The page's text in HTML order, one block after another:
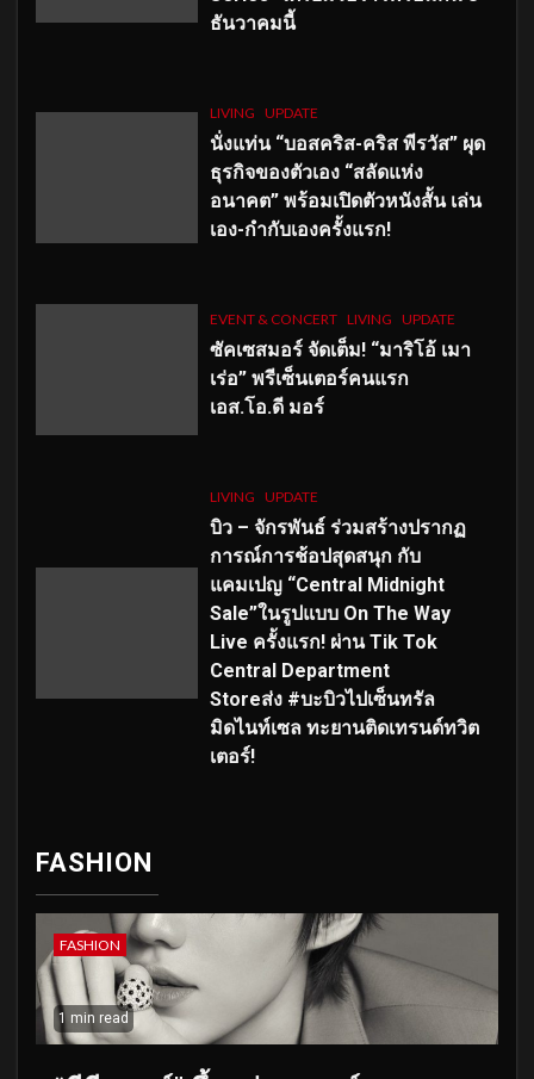
ธันวาคมนี้
LIVING UPDATE
นั่งแท่น “บอสคริส-คริส พีรวัส” ผุด
ธุรกิจของตัวเอง “สลัดแห่ง
อนาคต” พร้อมเปิดตัวหนังสั้น เล่น
เอง-กำกับเองครั้งแรก!
EVENT & CONCERT LIVING UPDATE
ซัคเซสมอร์ จัดเต็ม! “มาริโอ้ เมา
เร่อ” พรีเซ็นเตอร์คนแรก
เอส.โอ.ดี มอร์
LIVING UPDATE
บิว – จักรพันธ์ ร่วมสร้างปรากฏ
การณ์การช้อปสุดสนุก กับ
แคมเปญ “Central Midnight
Sale”ในรูปแบบ On The Way
Live ครั้งแรก! ผ่าน Tik Tok
Central Department
Storeส่ง #บะบิวไปเซ็นทรัล
มิดไนท์เซล ทะยานติดเทรนด์ทวิต
เตอร์!
FASHION
FASHION
1 min read